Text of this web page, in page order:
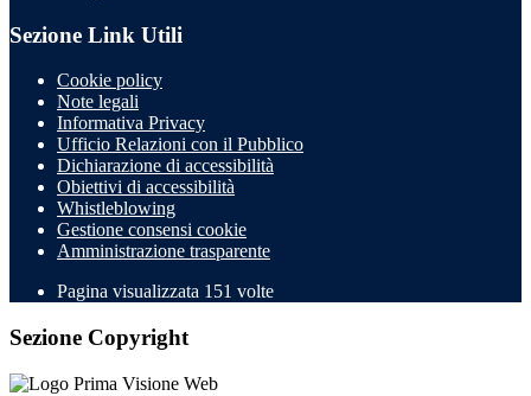
Sezione Link Utili
Cookie policy
Note legali
Informativa Privacy
Ufficio Relazioni con il Pubblico
Dichiarazione di accessibilità
Obiettivi di accessibilità
Whistleblowing
Gestione consensi cookie
Amministrazione trasparente
Pagina visualizzata 151 volte
Sezione Copyright